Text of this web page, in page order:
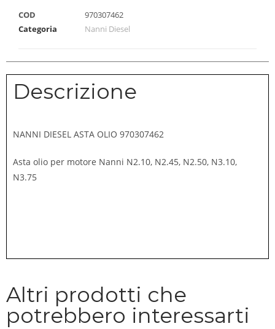
COD
970307462
Categoria
Nanni Diesel
Descrizione
NANNI DIESEL ASTA OLIO 970307462
Asta olio per motore Nanni N2.10, N2.45, N2.50, N3.10,
N3.75
Altri prodotti che
potrebbero interessarti